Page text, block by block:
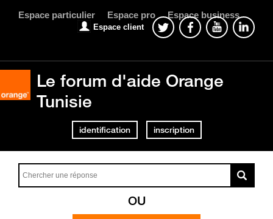
Espace particulier Espace pro Espace business
Espace client
Le forum d'aide Orange
Tunisie
identification inscription
OU